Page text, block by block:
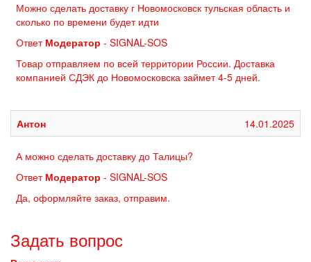
Можно сделать доставку г Новомосковск тульская область и
сколько по времени будет идти
Ответ Модератор - SIGNAL-SOS
Товар отправляем по всей территории России. Доставка
компанией СДЭК до Новомосковска займет 4-5 дней.
Антон 14.01.2025
А можно сделать доставку до Талицы?
Ответ Модератор - SIGNAL-SOS
Да, оформляйте заказ, отправим.
Задать вопрос